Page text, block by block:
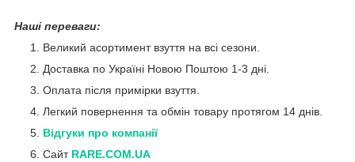
Наші переваги:
Великий асортимент взуття на всі сезони.
Доставка по Україні Новою Поштою 1-3 дні.
Оплата після примірки взуття.
Легкий повернення та обмін товару протягом 14 днів.
Відгуки про компанії
Сайт RARE.COM.UA